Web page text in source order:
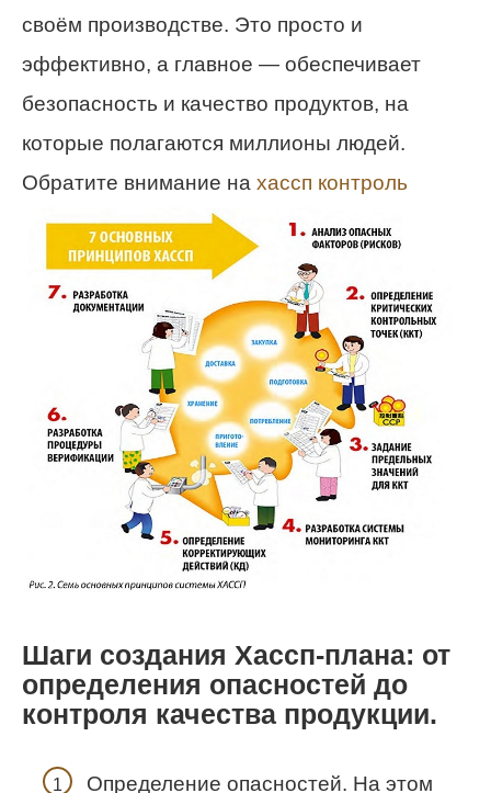
своём производстве. Это просто и
эффективно, а главное — обеспечивает
безопасность и качество продуктов, на
которые полагаются миллионы людей.
Обратите внимание на хассп контроль
Шаги создания Хассп-плана: от
определения опасностей до
контроля качества продукции.
Определение опасностей. На этом